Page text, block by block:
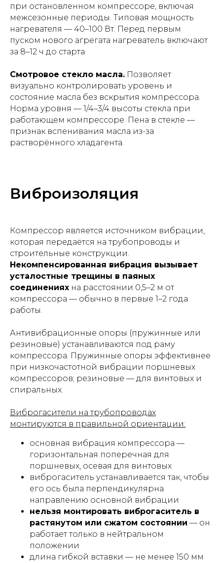
при остановленном компрессоре, включая
межсезонные периоды. Типовая мощность
нагревателя — 40–100 Вт. Перед первым
пуском нового агрегата нагреватель включают
за 8–12 ч до старта.
Смотровое стекло масла. Позволяет
визуально контролировать уровень и
состояние масла без вскрытия компрессора.
Норма уровня — 1/4–3/4 высоты стекла при
работающем компрессоре. Пена в стекле —
признак вспенивания масла из-за
растворённого хладагента.
Виброизоляция
Компрессор является источником вибрации,
которая передаётся на трубопроводы и
строительные конструкции.
Некомпенсированная вибрация вызывает
усталостные трещины в паяных
соединениях на расстоянии 0,5–2 м от
компрессора — обычно в первые 1–2 года
работы.
Антивибрационные опоры (пружинные или
резиновые) устанавливаются под раму
компрессора. Пружинные опоры эффективнее
при низкочастотной вибрации поршневых
компрессоров; резиновые — для винтовых и
спиральных.
Виброгасители на трубопроводах
монтируются в правильной ориентации:
основная вибрация компрессора —
горизонтальная поперечная для
поршневых, осевая для винтовых
виброгаситель устанавливается так, чтобы
его ось была перпендикулярна
направлению основной вибрации
нельзя монтировать виброгаситель в
растянутом или сжатом состоянии — он
работает только в нейтральном
положении
длина гибкой вставки — не менее 150 мм